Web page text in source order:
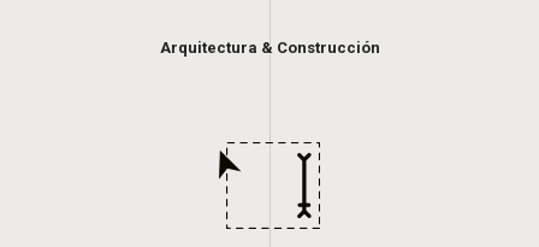
Arquitectura & Construcción